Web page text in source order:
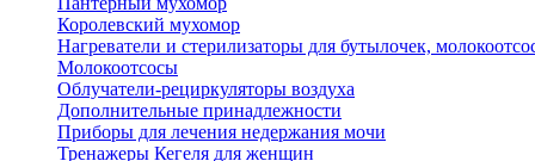
Королевский мухомор
Нагреватели и стерилизаторы для бутылочек,
Молокоотсосы
Облучатели-рециркуляторы воздуха
Дополнительные принадлежности
Приборы для лечения недержания мочи
Тренажеры Кегеля для женщин